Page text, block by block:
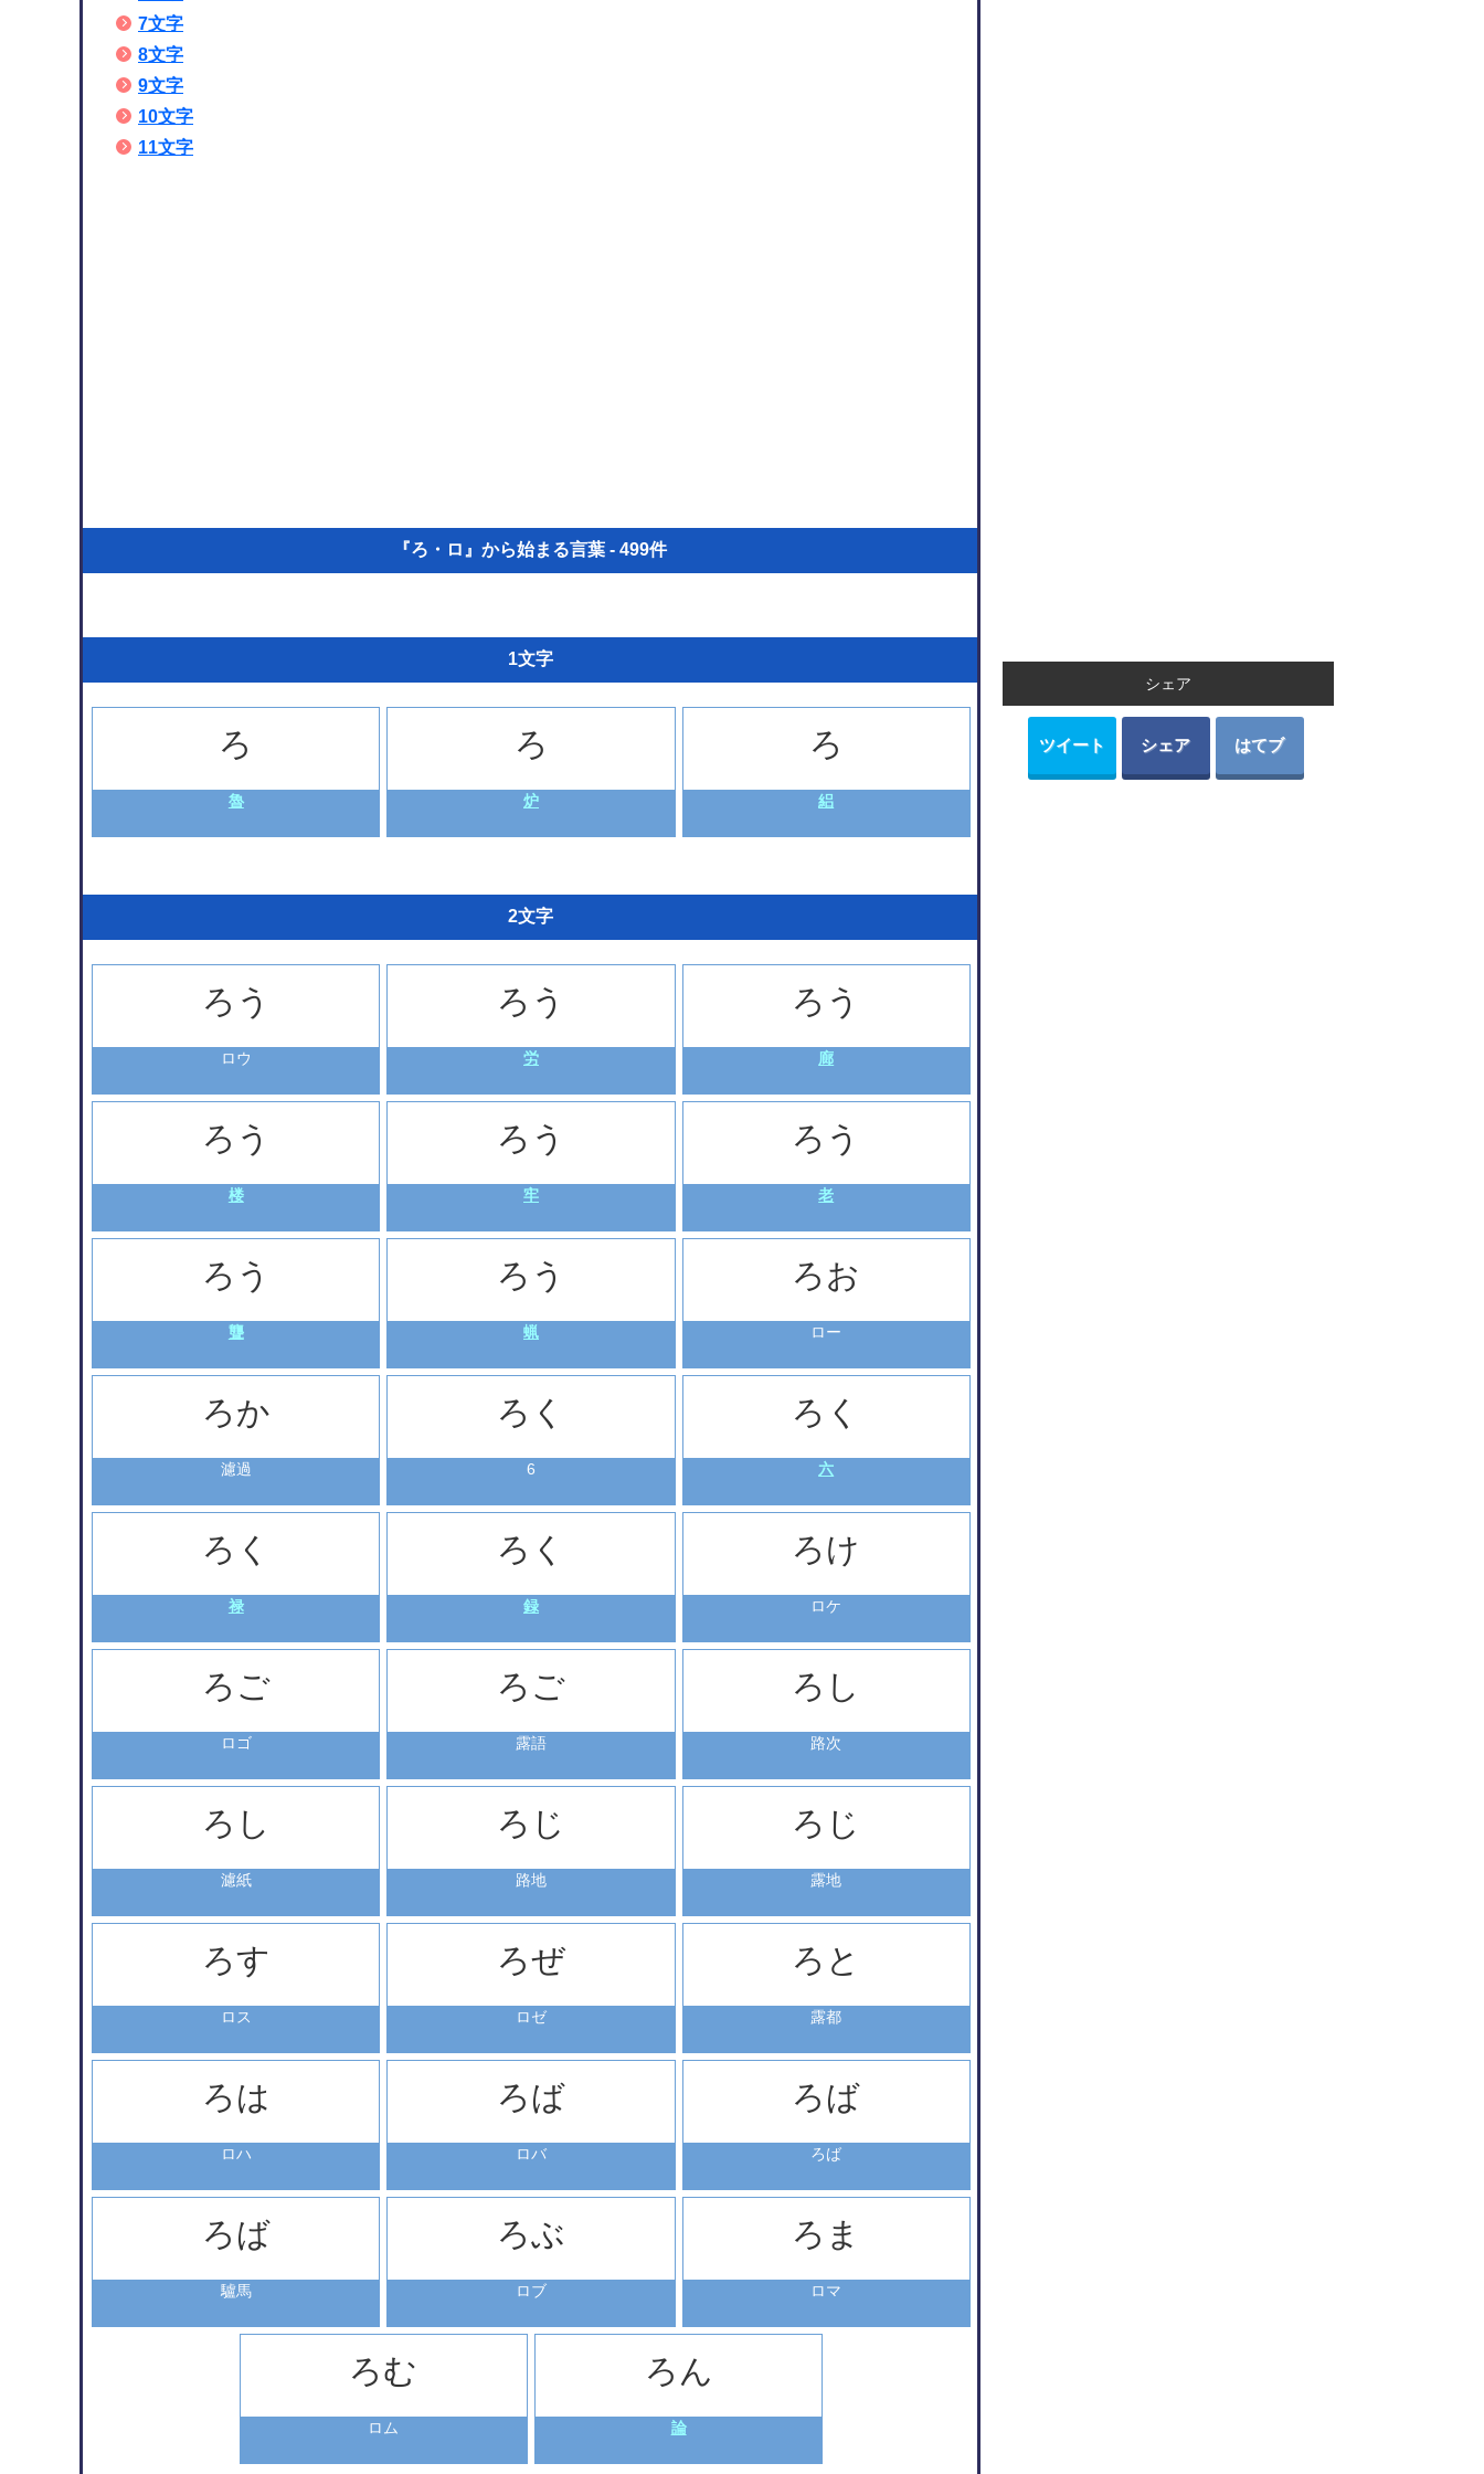
7文字
8文字
9文字
10文字
11文字
『ろ・ロ』から始まる言葉 - 499件
1文字
ろ
魯
ろ
炉
ろ
絽
2文字
ろう
ロウ
ろう
労
ろう
廊
ろう
楼
ろう
牢
ろう
老
ろう
聾
ろう
蝋
ろお
ロー
ろか
濾過
ろく
6
ろく
六
ろく
禄
ろく
録
ろけ
ロケ
ろご
ロゴ
ろご
露語
ろし
路次
ろし
濾紙
ろじ
路地
ろじ
露地
ろす
ロス
ろぜ
ロゼ
ろと
露都
ろは
ロハ
ろば
ロバ
ろば
ろば
ろば
驢馬
ろぶ
ロブ
ろま
ロマ
ろむ
ロム
ろん
論
シェア
ツイート シェア はてブ